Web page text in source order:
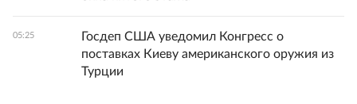
05:25
Госдеп США уведомил Конгресс о
поставках Киеву американского оружия из
Турции